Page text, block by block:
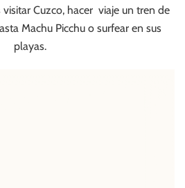
Cuzco, hacer viaje un tren de
Machu Picchu o surfear en sus
playas.